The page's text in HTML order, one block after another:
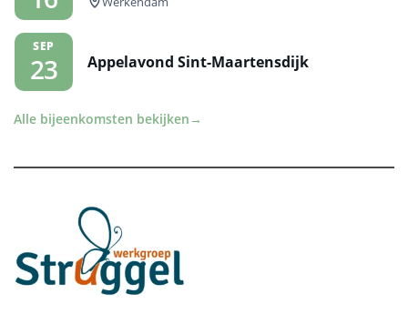
SEP
23 Appelavond Sint-Maartensdijk
Alle bijeenkomsten bekijken →